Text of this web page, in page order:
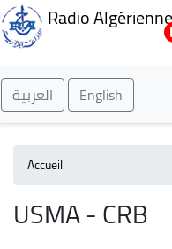
Radio Algérienne
العربية English
Accueil
USMA - CRB